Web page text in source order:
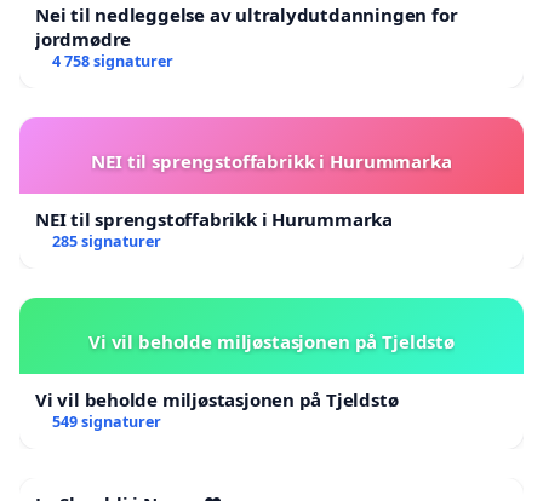
Nei til nedleggelse av ultralydutdanningen for
jordmødre
4 758 signaturer
NEI til sprengstoffabrikk i Hurummarka
NEI til sprengstoffabrikk i Hurummarka
285 signaturer
Vi vil beholde miljøstasjonen på Tjeldstø
Vi vil beholde miljøstasjonen på Tjeldstø
549 signaturer